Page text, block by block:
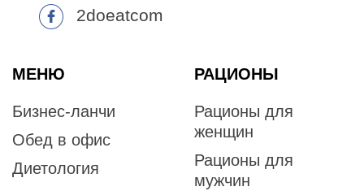
2doeatcom
МЕНЮ
Бизнес-ланчи
Обед в офис
Диетология
РАЦИОНЫ
Рационы для
женщин
Рационы для
мужчин